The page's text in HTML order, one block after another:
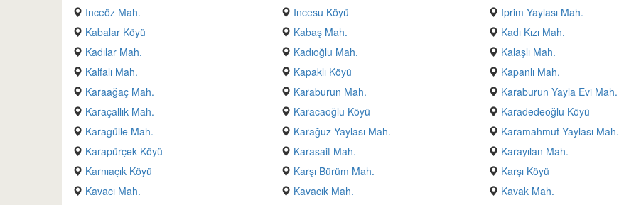
Inceöz Mah.
Incesu Köyü Iprim Yaylası Mah.
Kabalar Köyü
Kabaş Mah. Kadı Kızı Mah.
Kadılar Mah.
Kadıoğlu Mah. Kalaşlı Mah.
Kalfalı Mah.
Kapaklı Köyü Kapanlı Mah.
Karaağaç Mah.
Karaburun Mah. Karaburun Yayla Evi Mah.
Karaçallık Mah.
Karacaoğlu Köyü Karadedeoğlu Köyü
Karagülle Mah.
Karağuz Yaylası Mah. Karamahmut Yaylası Mah.
Karapürçek Köyü
Karasait Mah. Karayılan Mah.
Karnıaçık Köyü
Karşı Bürüm Mah. Karşı Köyü
Kavacı Mah.
Kavacık Mah. Kavak Mah.